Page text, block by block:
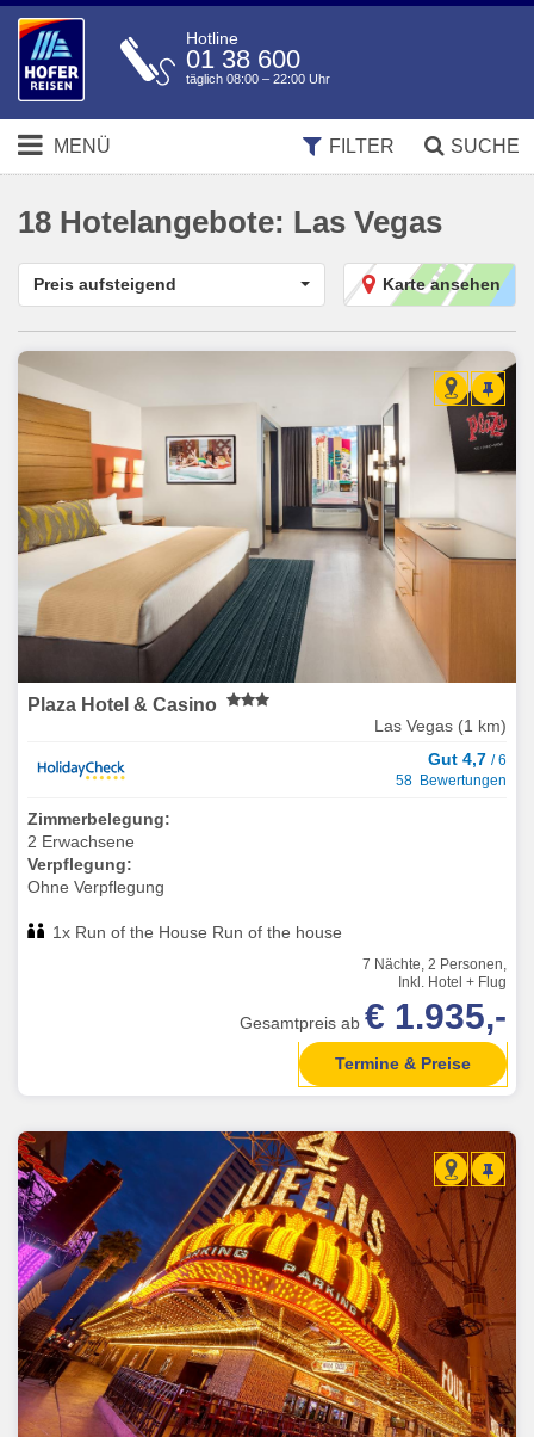
Hotline
01 38 600
täglich 08:00 – 22:00 Uhr
MENÜ SUCHE
FILTER
18 Hotelangebote: Las Vegas
Karte ansehen
Preis aufsteigend
Plaza Hotel & Casino
Las Vegas (1 km)
Gut 4,7 / 6
58 Bewertungen
Zimmerbelegung:
2 Erwachsene
Verpflegung:
Ohne Verpflegung
1x Run of the House Run of the house
7 Nächte, 2 Personen,
Inkl. Hotel + Flug
Gesamtpreis ab € 1.935,-
Termine & Preise